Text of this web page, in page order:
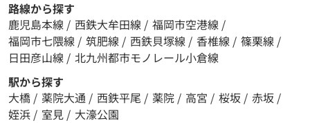
路線から探す
鹿児島本線 / 西鉄大牟田線 / 福岡市空港線 /
福岡市七隈線 / 筑肥線 / 西鉄貝塚線 / 香椎線 / 篠栗線 /
日田彦山線 / 北九州都市モノレール小倉線
駅から探す
大橋 / 薬院大通 / 西鉄平尾 / 薬院 / 高宮 / 桜坂 / 赤坂 /
姪浜 / 室見 / 大濠公園